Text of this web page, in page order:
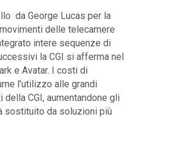
da George Lucas per la
delle telecamere
intere sequenze di
la CGI si afferma nel
e Avatar. I costi di
l’utilizzo alle grandi
CGI, aumentandone gli
sostituito da soluzioni più